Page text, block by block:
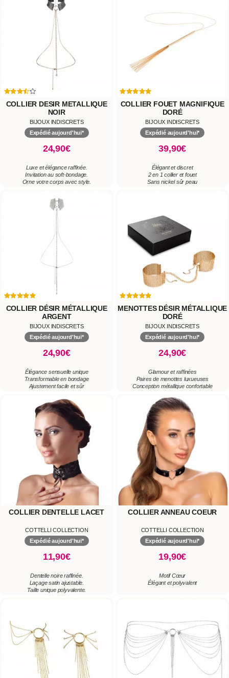
COLLIER DESIR METALLIQUE
NOIR
BIJOUX INDISCRETS
Expédié aujourd'hui*
24,90€
Luxe et élégance raffinée.
Invitation au soft-bondage.
Orne votre corps avec style.
COLLIER FOUET MAGNIFIQUE
DORÉ
BIJOUX INDISCRETS
Expédié aujourd'hui*
39,90€
Élégant et discret
2 en 1 collier et fouet
Sans nickel sûr peau
COLLIER DÉSIR MÉTALLIQUE
ARGENT
BIJOUX INDISCRETS
Expédié aujourd'hui*
24,90€
Élégance sensuelle unique
Transformable en bondage
Ajustement facile et sûr
MENOTTES DÉSIR MÉTALLIQUE
DORÉ
BIJOUX INDISCRETS
Expédié aujourd'hui*
24,90€
Glamour et raffinées
Paires de menottes luxueuses
Conception métallique confortable
COLLIER DENTELLE LACET
COTTELLI COLLECTION
Expédié aujourd'hui*
11,90€
Dentelle noire raffinée.
Laçage satin ajustable.
Taille unique polyvalente.
COLLIER ANNEAU COEUR
COTTELLI COLLECTION
Expédié aujourd'hui*
19,90€
Motif Cœur
Élégant et polyvalent